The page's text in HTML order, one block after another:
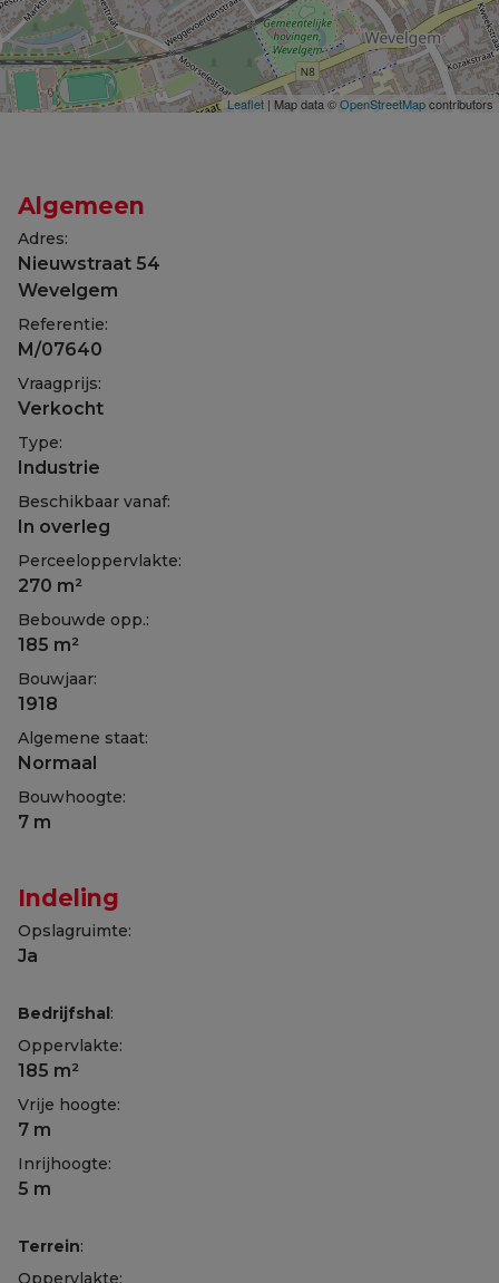
Leaflet | Map data ©OpenStreetMapcontributors
Algemeen
Adres:
Nieuwstraat 54
Wevelgem
Referentie:
M/07640
Vraagprijs:
Verkocht
Type:
Industrie
Beschikbaar vanaf:
In overleg
Perceeloppervlakte:
270 m²
Bebouwde opp.:
185 m²
Bouwjaar:
1918
Algemene staat:
Normaal
Bouwhoogte:
7 m
Indeling
Opslagruimte:
Ja
Bedrijfshal:
Oppervlakte:
185 m²
Vrije hoogte:
7 m
Inrijhoogte:
5 m
Terrein:
Oppervlakte: